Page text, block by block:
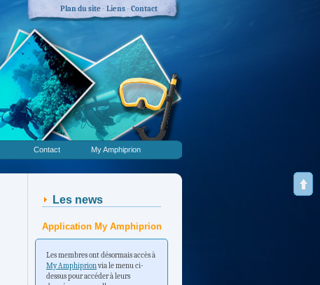
Plan du site- Liens- Contact
Contact My Amphiprion
Les news
Application My Amphiprion
Les membres ont désormais accès à
My Amphiprionvia le menu ci-
dessus pour accéder à leurs